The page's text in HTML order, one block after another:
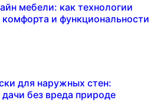
мебели: как технологии
и функциональности
для наружных стен:
без вреда природе